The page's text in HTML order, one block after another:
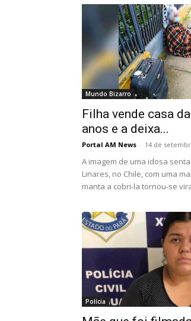
Mundo Bizarro
Filha vende casa
anos e a deixa...
Portal AM News - 14 de
A imagem de uma idosa
Linares, no Chile, com uma
manta a cobri-la tornou-se
Polícia